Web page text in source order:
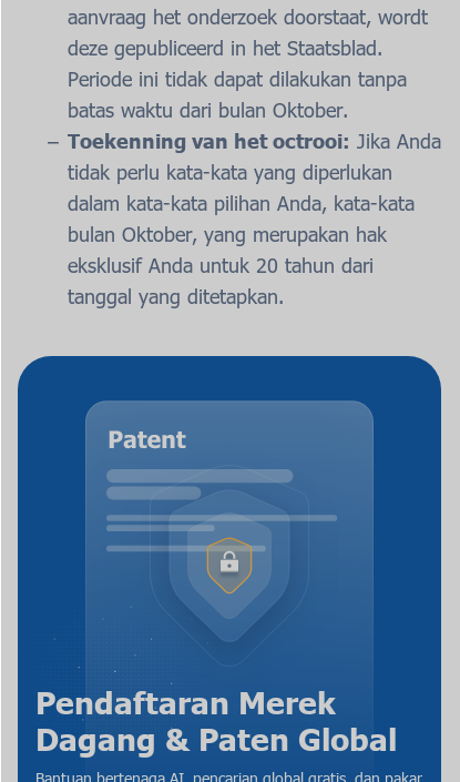
aanvraag het onderzoek doorstaat, wordt
deze gepubliceerd in het Staatsblad.
Periode ini tidak dapat dilakukan tanpa
batas waktu dari bulan Oktober.
Toekenning van het octrooi: Jika Anda
tidak perlu kata-kata yang diperlukan
dalam kata-kata pilihan Anda, kata-kata
bulan Oktober, yang merupakan hak
eksklusif Anda untuk 20 tahun dari
tanggal yang ditetapkan.
Pendaftaran Merek
Dagang & Paten Global
Bantuan bertenaga AI, pencarian global gratis, dan pakar